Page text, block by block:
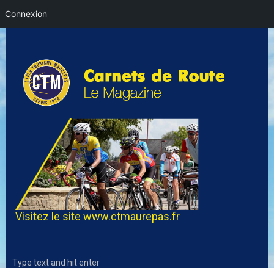
Visitez le site www.ctmaurepas.fr
Connexion